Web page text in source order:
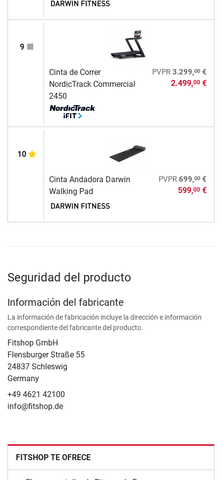
9
Cinta de Correr
NordicTrack Commercial
2450
PVPR 3.299,00€
2.499,00€
10
Cinta Andadora Darwin
Walking Pad
PVPR 699,00€
599,00€
Seguridad del producto
Información del fabricante
La información de fabricación incluye la dirección e información
correspondiente del fabricante del producto.
Fitshop GmbH
Flensburger Straße 55
24837 Schleswig
Germany
+49 4621 42100
info@fitshop.de
FITSHOP TE OFRECE